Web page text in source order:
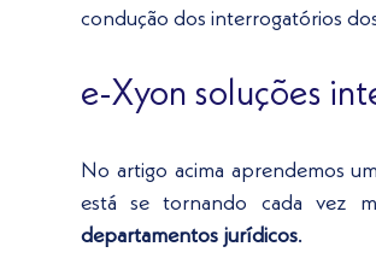
condução dos interrogatórios
e-Xyon soluções
No artigo acima aprendemos
está se tornando cada vez
departamentos jurídicos.